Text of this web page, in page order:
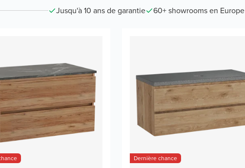
Jusqu'à 10 ans de garantie 60+ showrooms en Europe
Dernière chance